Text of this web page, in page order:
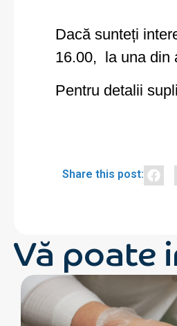
Dacă sunteți
16.00, la una din
Pentru detalii
Share this post:
Vă poate